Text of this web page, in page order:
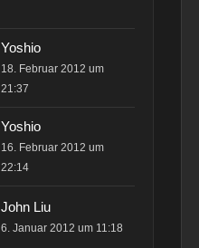
Yoshio
18. Februar 2012 um
21:37
Yoshio
16. Februar 2012 um
22:14
John Liu
6. Januar 2012 um 11:18